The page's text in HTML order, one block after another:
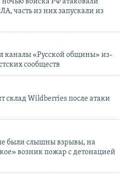
войска РФ атаковали
часть из них запускали из
каналы «Русской общины» из-
сообществ
склад Wildberries после атаки
были слышны взрывы, на
возник пожар с детонацией